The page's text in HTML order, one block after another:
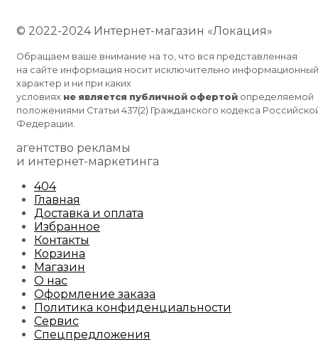
© 2022-2024 Интернет-магазин «Локация»
Обращаем ваше внимание на то, что вся представленная
на сайте информация носит исключительно информационный
характер и ни при каких
условиях не является публичной офертой определяемой
положениями Статьи 437(2) Гражданского кодекса
Федерации.
агентство рекламы
и интернет-маркетинга
404
Главная
Доставка и оплата
Избранное
Контакты
Корзина
Магазин
О нас
Оформление заказа
Политика конфиденциальности
Сервис
Спецпредложения